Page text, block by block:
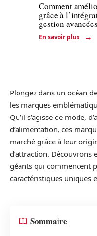
Comment
grâce à
gestion avancées
En savoir plus
Plongez dans un océan
les marques
Qu’il s’agisse de mode,
d’alimentation, ces
marché grâce à leur
d’attraction. Découvrons
géants qui commencent
caractéristiques uniques
Sommaire